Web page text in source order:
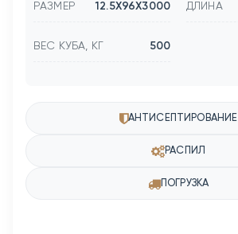
РАЗМЕР 12.5Х96Х3000 ДЛИНА
ВЕС КУБА, КГ 500
АНТИСЕПТИРОВАНИЕ
РАСПИЛ
ПОГРУЗКА